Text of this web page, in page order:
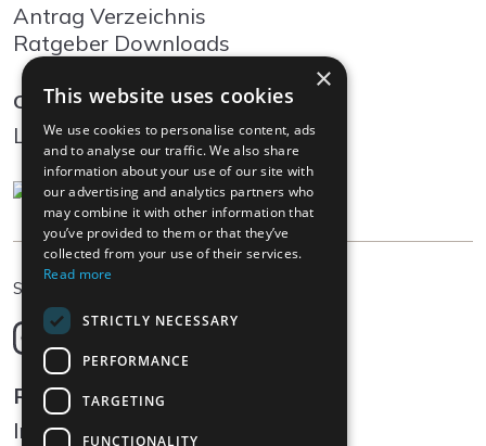
Antrag Verzeichnis
Ratgeber Downloads
Community
Log In
Sprache wählen
Deutsch
English
Français
Italiano
Rechtliches
Impressum
×
This website uses cookies
We use cookies to personalise content, ads
and to analyse our traffic. We also share
information about your use of our site with
our advertising and analytics partners who
may combine it with other information that
you’ve provided to them or that they’ve
collected from your use of their services.
Read more
STRICTLY NECESSARY
PERFORMANCE
TARGETING
FUNCTIONALITY